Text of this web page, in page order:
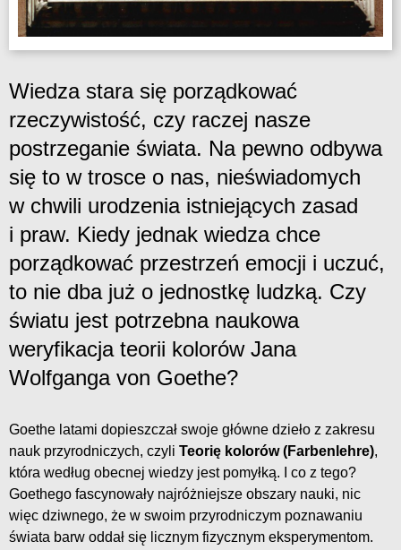
Wiedza stara się porządkować
rzeczywistość, czy raczej nasze
postrzeganie świata. Na pewno odbywa
się to w trosce o nas, nieświadomych
w chwili urodzenia istniejących zasad
i praw. Kiedy jednak wiedza chce
porządkować przestrzeń emocji i uczuć,
to nie dba już o jednostkę ludzką. Czy
światu jest potrzebna naukowa
weryfikacja teorii kolorów Jana
Wolfganga von Goethe?
Goethe latami dopieszczał swoje główne dzieło z zakresu
nauk przyrodniczych, czyli Teorię kolorów (Farbenlehre),
która według obecnej wiedzy jest pomyłką. I co z tego?
Goethego fascynowały najróżniejsze obszary nauki, nic
więc dziwnego, że w swoim przyrodniczym poznawaniu
świata barw oddał się licznym fizycznym eksperymentom.